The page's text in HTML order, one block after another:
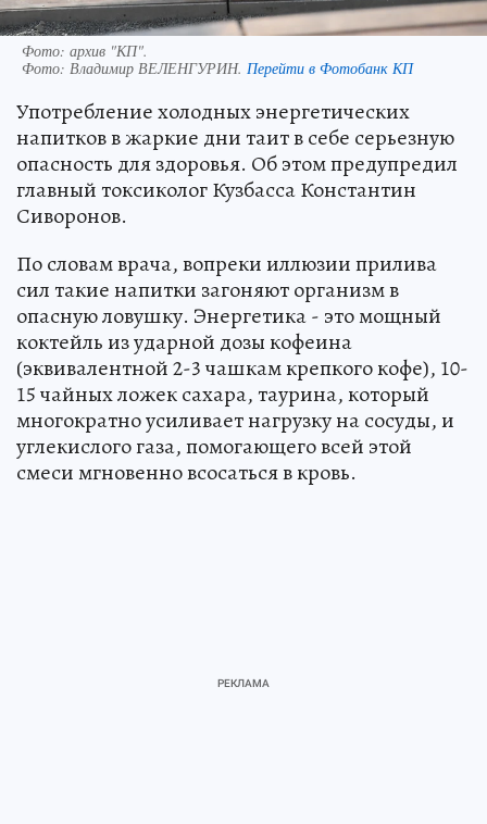
Фото: архив "КП".
Фото: Владимир ВЕЛЕНГУРИН. Перейти в Фотобанк КП
Употребление холодных энергетических
напитков в жаркие дни таит в себе серьезную
опасность для здоровья. Об этом предупредил
главный токсиколог Кузбасса Константин
Сиворонов.
По словам врача, вопреки иллюзии прилива
сил такие напитки загоняют организм в
опасную ловушку. Энергетика - это мощный
коктейль из ударной дозы кофеина
(эквивалентной 2-3 чашкам крепкого кофе), 10-
15 чайных ложек сахара, таурина, который
многократно усиливает нагрузку на сосуды, и
углекислого газа, помогающего всей этой
смеси мгновенно всосаться в кровь.